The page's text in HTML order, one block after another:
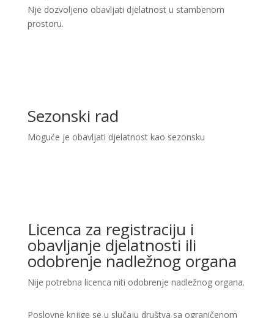
Nje dozvoljeno obavljati djelatnost u stambenom
prostoru.
Sezonski rad
Moguće je obavljati djelatnost kao sezonsku
Licenca za registraciju i
obavljanje djelatnosti ili
odobrenje nadležnog organa
Nije potrebna licenca niti odobrenje nadležnog organa.
Poslovne knjige se u slučaju društva sa ograničenom